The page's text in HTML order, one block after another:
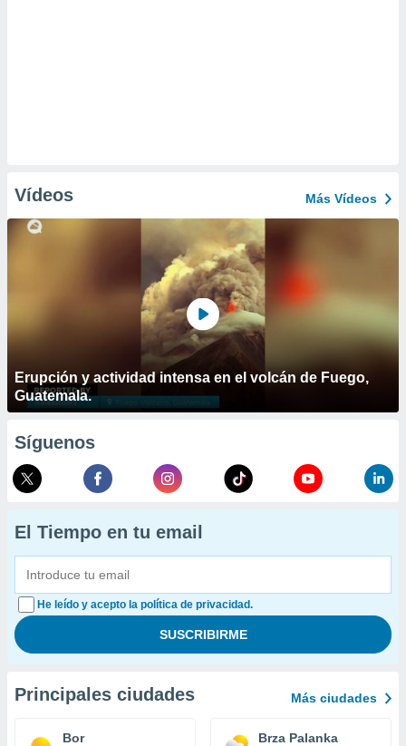
Vídeos Más Vídeos
Erupción y actividad intensa en el volcán de Fuego,
Guatemala.
Síguenos
El Tiempo en tu email
He leído y acepto la política de privacidad.
Principales ciudades Más ciudades
Bor Brza Palanka